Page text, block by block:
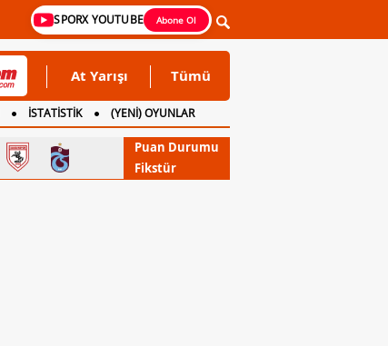
SPORX YOUTUBE Abone Ol
At Yarışı Tümü
İSTATİSTİK
(YENİ) OYUNLAR
Puan Durumu
Fikstür